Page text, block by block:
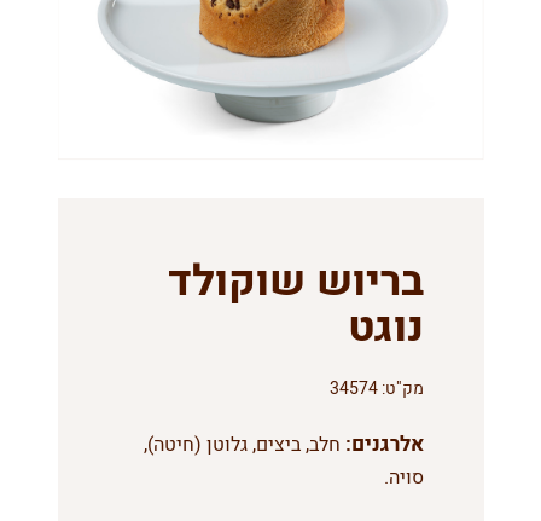
בריוש שוקולד
נוגט
מק"ט:34574
אלרגנים: חלב, ביצים, גלוטן (חיטה),
סויה.